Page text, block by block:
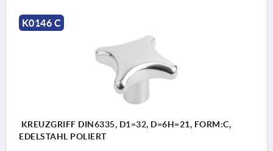
K0146 C
KREUZGRIFF DIN6335, D1=32, D=6H=21, FORM:C,
EDELSTAHL POLIERT